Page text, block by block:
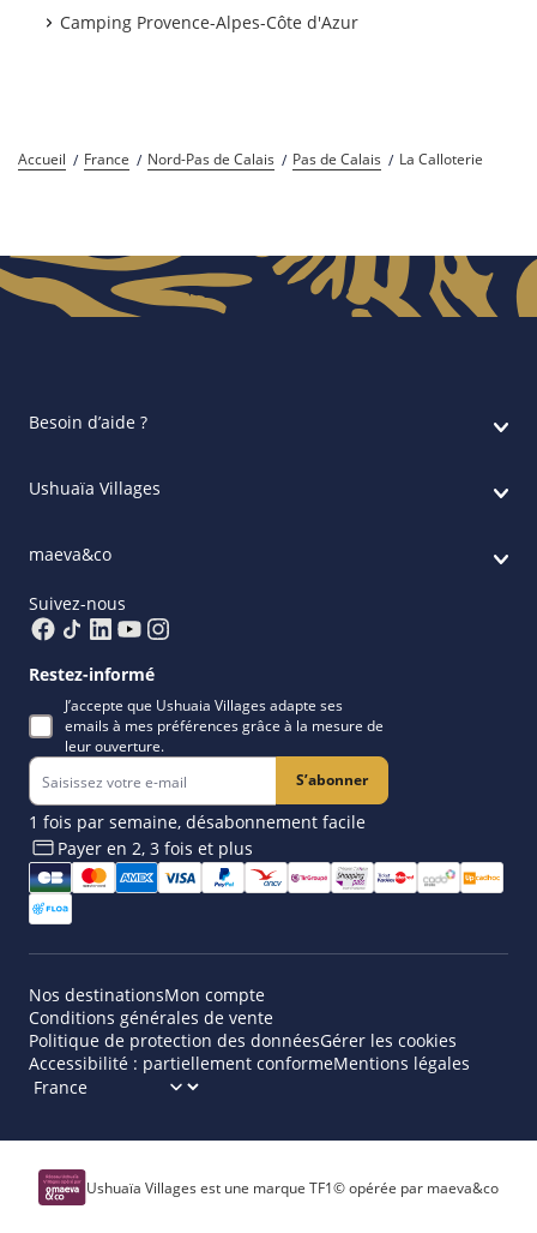
Camping Provence-Alpes-Côte d'Azur
Accueil France Nord-Pas de Calais Pas de Calais La Calloterie
Besoin d’aide ?
Ushuaïa Villages
maeva&co
Suivez-nous
Restez-informé
J’accepte que Ushuaia Villages adapte ses
emails à mes préférences grâce à la mesure de
leur ouverture.
S’abonner
1 fois par semaine, désabonnement facile
Payer en 2, 3 fois et plus​
Nos destinationsMon compte
Conditions générales de vente
Politique de protection des donnéesGérer les cookies
Accessibilité : partiellement conformeMentions légales
Ushuaïa Villages est une marque TF1© opérée par maeva&co